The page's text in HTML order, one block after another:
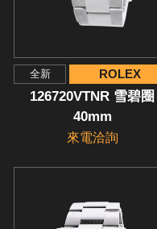
全新 ROLEX
126720VTNR 雪碧圈
40mm
來電洽詢